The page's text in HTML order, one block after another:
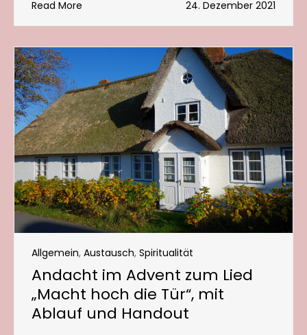
Read More 24. Dezember 2021
Allgemein, Austausch, Spiritualität
Andacht im Advent zum Lied
„Macht hoch die Tür“, mit
Ablauf und Handout